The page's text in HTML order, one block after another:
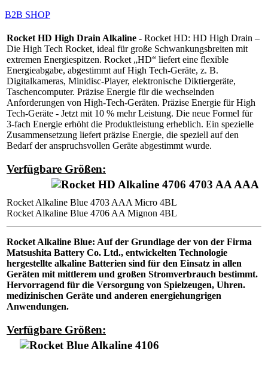
B2B SHOP
Rocket HD High Drain Alkaline - Rocket HD: HD High Drain –
Die High Tech Rocket, ideal für große Schwankungsbreiten mit
extremen Energiespitzen. Rocket „HD“ liefert eine flexible
Energieabgabe, abgestimmt auf High Tech-Geräte, z. B.
Digitalkameras, Minidisc-Player, elektronische Diktiergeräte,
Taschencomputer. Präzise Energie für die wechselnden
Anforderungen von High-Tech-Geräten. Präzise Energie für High
Tech-Geräte - Jetzt mit 10 % mehr Leistung. Die neue Formel für
3-fach Energie erhöht die Produktleistung erheblich. Ein spezielle
Zusammensetzung liefert präzise Energie, die speziell auf den
Bedarf der anspruchsvollen Geräte abgestimmt wurde.
Verfügbare Größen:
Rocket Alkaline Blue 4703 AAA Micro 4BL
Rocket Alkaline Blue 4706 AA Mignon 4BL
Rocket Alkaline Blue: Auf der Grundlage der von der Firma
Matsushita Battery Co. Ltd., entwickelten Technologie
hergestellte alkaline Batterien sind für den Einsatz in allen
Geräten mit mittlerem und großen Stromverbrauch bestimmt.
Hervorragend für die Versorgung von Spielzeugen, Uhren.
medizinischen Geräte und anderen energiehungrigen
Anwendungen.
Verfügbare Größen: